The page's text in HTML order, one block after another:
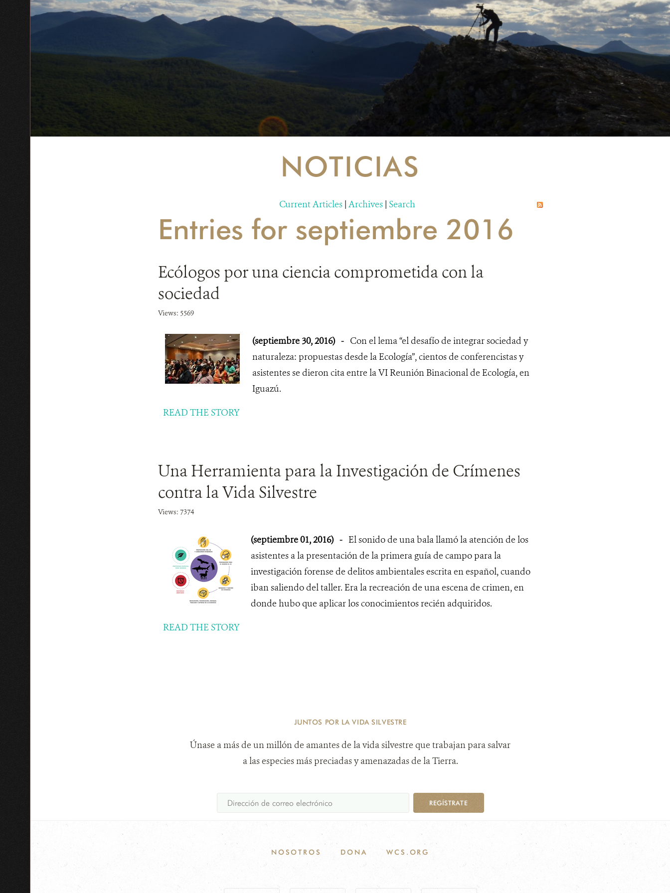
NOTICIAS
Current Articles | Archives | Search
Entries for septiembre 2016
Ecólogos por una ciencia comprometida con la
sociedad
Views: 5569
(septiembre 30, 2016) - Con el lema “el desafío de integrar sociedad y
naturaleza: propuestas desde la Ecología”, cientos de conferencistas y
asistentes se dieron cita entre la VI Reunión Binacional de Ecología, en
Iguazú.
READ THE STORY
Una Herramienta para la Investigación de Crímenes
contra la Vida Silvestre
Views: 7374
(septiembre 01, 2016) - El sonido de una bala llamó la atención de los
asistentes a la presentación de la primera guía de campo para la
investigación forense de delitos ambientales escrita en español, cuando
iban saliendo del taller. Era la recreación de una escena de crimen, en
donde hubo que aplicar los conocimientos recién adquiridos.
READ THE STORY
JUNTOS POR LA VIDA SILVESTRE
Únase a más de un millón de amantes de la vida silvestre que trabajan para salvar
a las especies más preciadas y amenazadas de la Tierra.
REGÍSTRATE
NOSOTROS DONA WCS.ORG